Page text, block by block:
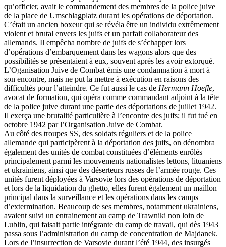
qu’officier, avait le commandement des membres de la police juive
de la place de Umschlagplatz durant les opérations de déportation.
C’était un ancien boxeur qui se révéla être un individu extrêmement
violent et brutal envers les juifs et un parfait collaborateur des
allemands. Il empêcha nombre de juifs de s’échapper lors
d’opérations d’embarquement dans les wagons alors que des
possibilités se présentaient à eux, souvent après les avoir extorqué.
L’Oganisation Juive de Combat émis une condamnation à mort à
son encontre, mais ne put la mettre à exécution en raisons des
difficultés pour l’atteindre. Ce fut aussi le cas de Hermann Hoefle,
avocat de formation, qui opéra comme commandant adjoint à la tête
de la police juive durant une partie des déportations de juillet 1942.
Il exerça une brutalité particulière à l’encontre des juifs; il fut tué en
octobre 1942 par l’Organisation Juive de Combat.
Au côté des troupes SS, des soldats réguliers et de la police
allemande qui participèrent à la déportation des juifs, on dénombra
également des unités de combat constituées d’éléments enrôlés
principalement parmi les mouvements nationalistes lettons, lituaniens
et ukrainiens, ainsi que des déserteurs russes de l’armée rouge. Ces
unités furent déployées à Varsovie lors des opérations de déportation
et lors de la liquidation du ghetto, elles furent également un maillon
principal dans la surveillance et les opérations dans les camps
d’extermination. Beaucoup de ses membres, notamment ukrainiens,
avaient suivi un entrainement au camp de Trawniki non loin de
Lublin, qui faisait partie intégrante du camp de travail, qui dès 1943
passa sous l’administration du camp de concentration de Majdanek.
Lors de l’insurrection de Varsovie durant l’été 1944, des insurgés